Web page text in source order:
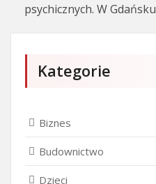
psychicznych. W
Kategorie
Biznes
Budownictwo
Dzieci